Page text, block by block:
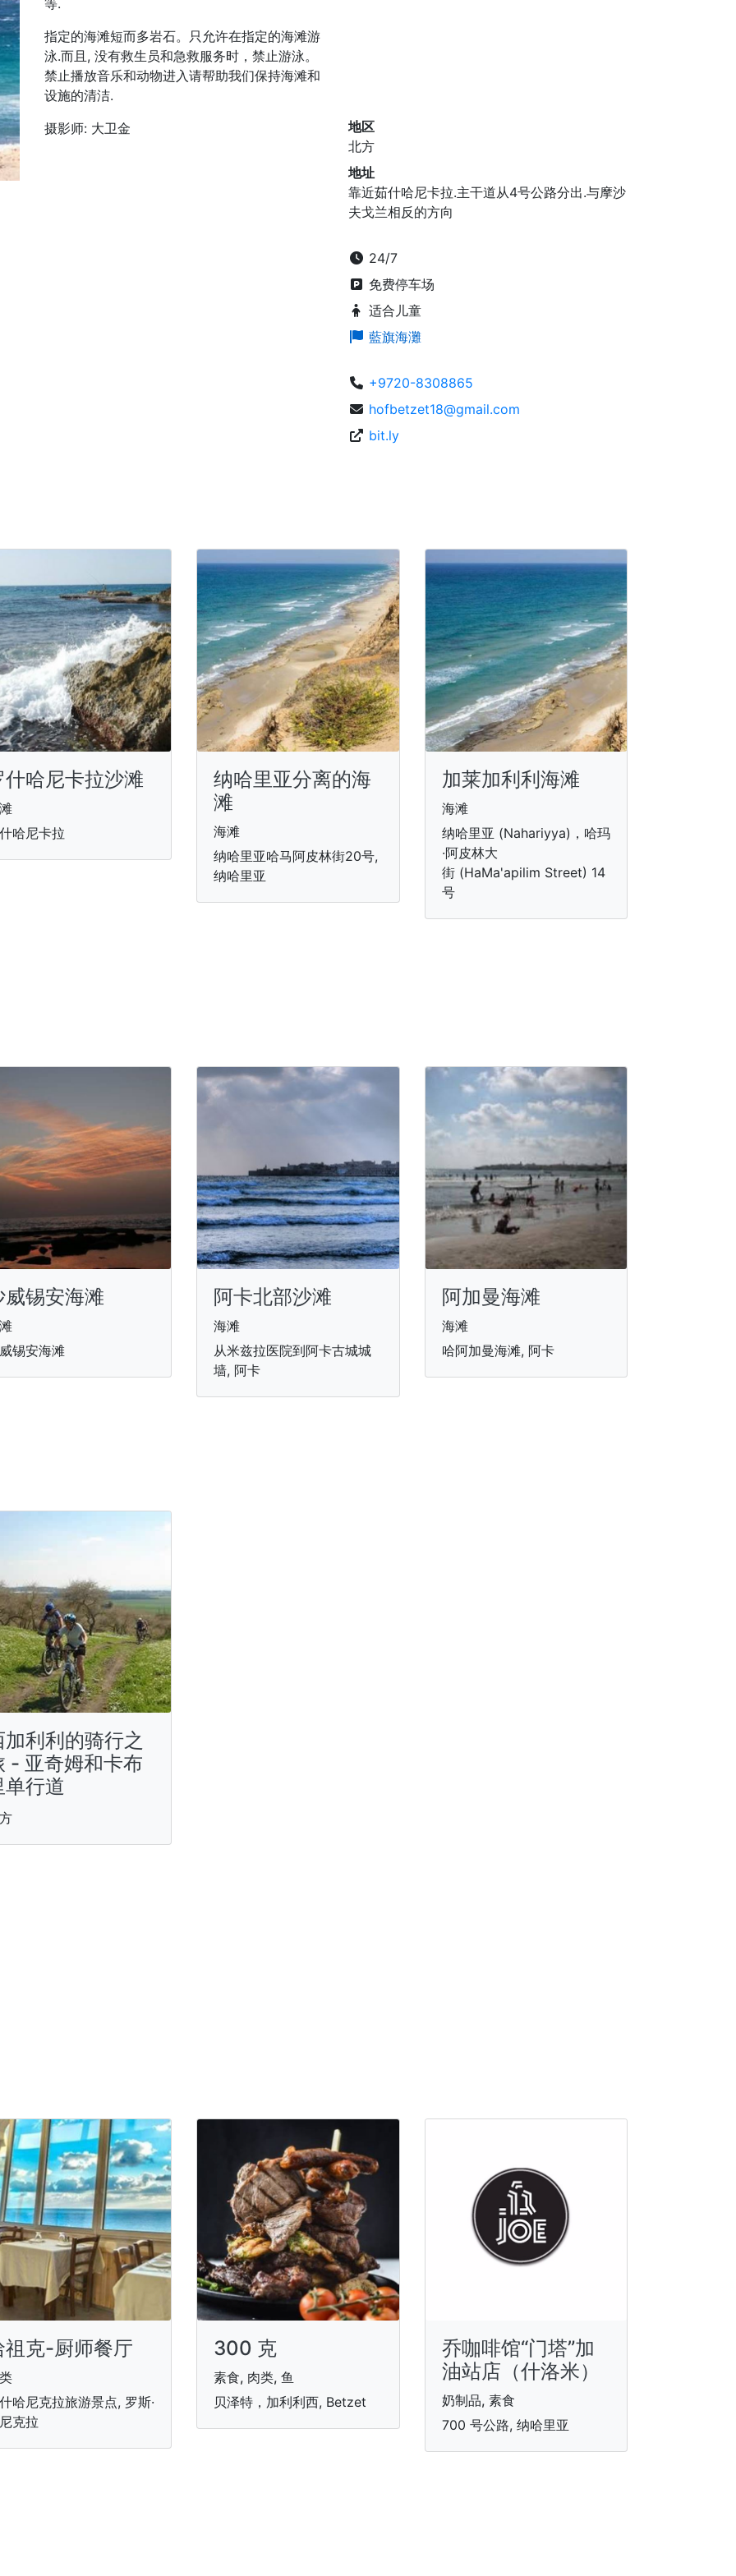
等.
指定的海滩短而多岩石。只允许在指定的海滩游
泳.而且, 没有救生员和急救服务时，禁止游泳。
禁止播放音乐和动物进入请帮助我们保持海滩和
设施的清洁.
摄影师: 大卫金
地区
北方
地址
靠近茹什哈尼卡拉.主干道从4号公路分出.与摩沙
夫戈兰相反的方向
24/7
免费停车场
适合儿童
藍旗海灘
+9720-8308865
hofbetzet18@gmail.com
bit.ly
什哈尼卡拉沙滩
哈尼卡拉
纳哈里亚分离的海
滩
海滩
纳哈里亚哈马阿皮林街20号,
纳哈里亚
加莱加利利海滩
海滩
纳哈里亚 (Nahariyya)，哈玛
·阿皮林大
街 (HaMa'apilim Street) 14
号
威锡安海滩
锡安海滩
阿卡北部沙滩
海滩
从米兹拉医院到阿卡古城城
墙, 阿卡
阿加曼海滩
海滩
哈阿加曼海滩, 阿卡
加利利的骑行之
- 亚奇姆和卡布
单行道
祖克-厨师餐厅
哈尼克拉旅游景点, 罗斯·
克拉
300 克
素食, 肉类, 鱼
贝泽特，加利利西, Betzet
乔咖啡馆“门塔”加
油站店（什洛米）
奶制品, 素食
700 号公路, 纳哈里亚